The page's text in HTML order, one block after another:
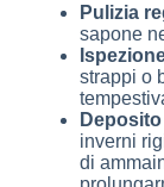
Pulizia
sapone
strappi o
inverni
di